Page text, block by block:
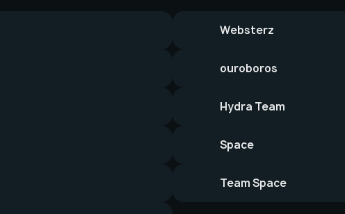
Websterz
ouroboros
Hydra Team
Space
Team Space